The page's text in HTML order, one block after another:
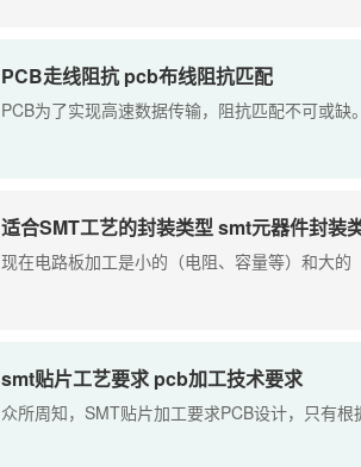
PCB走线阻抗 pcb布线阻抗匹配
PCB为了实现高速数据传输，阻抗匹配不可或
适合SMT工艺的封装类型 smt元器件封装
现在电路板加工是小的（电阻、容量等）和大
smt贴片工艺要求 pcb加工技术要求
众所周知，SMT贴片加工要求PCB设计，只有